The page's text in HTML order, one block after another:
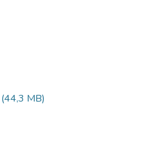
(44,3 MB)